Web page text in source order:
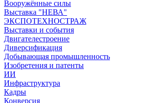
Вооружённые силы
Выставка "НЕВА"
ЭКСПОТЕХНОСТРАЖ
Выставки и события
Двигателестроение
Диверсификация
Добывающая промышленность
Изобретения и патенты
ИИ
Инфраструктура
Кадры
Конверсия